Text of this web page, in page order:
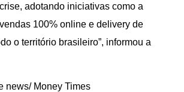
adotando iniciativas como a
100% online e delivery de
o território brasileiro”, informou a
news/ Money Times